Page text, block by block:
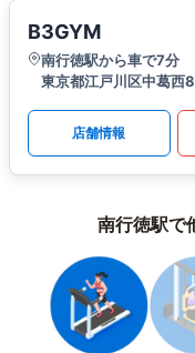
B3GYM
南行徳駅から車で7分
東京都江戸川区中葛西
店舗情報
南行徳駅で